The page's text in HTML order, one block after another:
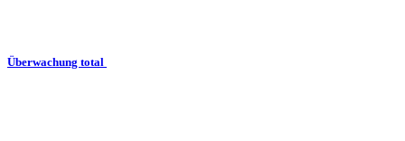
Überwachung total